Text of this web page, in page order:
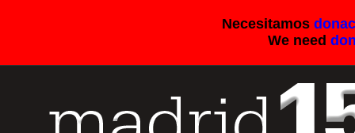
Necesitamos
We need